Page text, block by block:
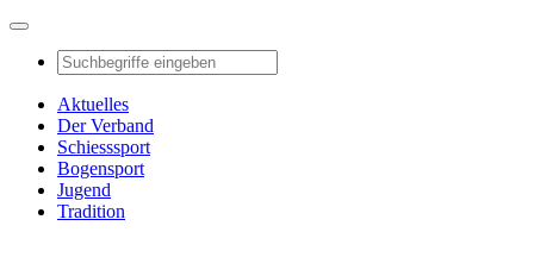
Aktuelles
Der Verband
Schiesssport
Bogensport
Jugend
Tradition